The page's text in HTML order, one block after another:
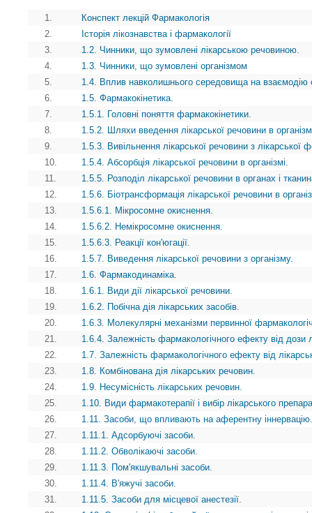
1.
Конспект лекцій Фармакологія
2.
Історія лікознавства і фармакології
3.
1.2. Чинники, що зумовлені лікарською речовиною.
4.
1.3. Чинники, що зумовлені організмом
5.
1.4. Вплив навколишнього середовища на взаємодію
6.
1.5. Фармакокінетика.
7.
1.5.1. Головні поняття фармакокінетики.
8.
1.5.2. Шляхи введення лікарської речовини в
9.
1.5.3. Вивільнення лікарської речовини з лікарської
10.
1.5.4. Абсорбція лікарської речовини в організмі.
11.
1.5.5. Розподіл лікарської речовини в органах і
12.
1.5.6. Біотрансформація лікарської речовини в
13.
1.5.6.1. Мікросомне окиснення.
14.
1.5.6.2. Немікросомне окиснення.
15.
1.5.6.3. Реакції кон'югації.
16.
1.5.7. Виведення лікарської речовини з організму.
17.
1.6. Фармакодинаміка.
18.
1.6.1. Види дії лікарської речовини.
19.
1.6.2. Побічна дія лікарських засобів.
20.
1.6.3. Молекулярні механізми первинної
21.
1.6.4. Залежність фармакологічного ефекту від дози
22.
1.7. Залежність фармакологічного ефекту від
23.
1.8. Комбінована дія лікарських речовин.
24.
1.9. Несумісність лікарських речовин.
25.
1.10. Види фармакотерапії і вибір лікарського
26.
1.11. Засоби, що впливають на аферентну іннервацію.
27.
1.11.1. Адсорбуючі засоби.
28.
1.11.2. Обволікаючі засоби.
29.
1.11.3. Пом'якшувальні засоби.
30.
1.11.4. В'яжучі засоби.
31.
1.11.5. Засоби для місцевої анестезії.